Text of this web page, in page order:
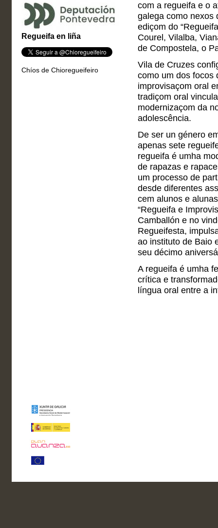
Regueifa en liña
Chíos de Chioregueifeiro
com a regueifa e o
galega como nexos
ediçom do
Courel, Vilalba,
de Compostela, o
Vila de Cruzes
como um dos focos
improvisaçom oral
tradiçom oral
modernizaçom da
adolescência.
De ser un género
apenas sete
regueifa é umha
de rapazas e
um processo de
desde diferentes
cem alunos e
“Regueifa e
Camballón e no
Regueifesta,
ao instituto de Baio
seu décimo
A regueifa é umha
crítica e
língua oral entre a